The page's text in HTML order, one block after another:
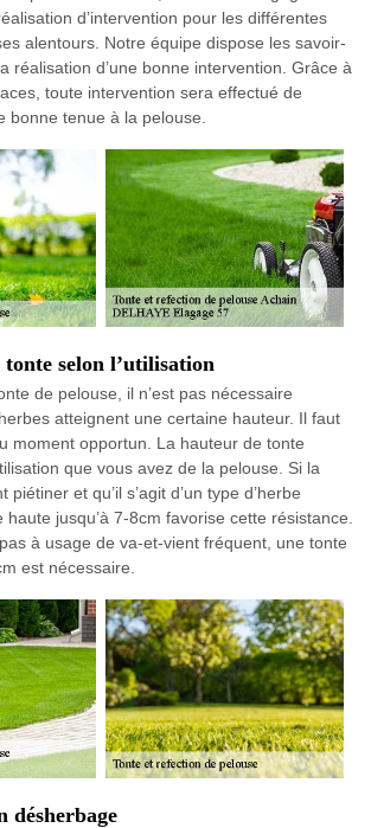
d’intervention pour les différentes
alentours. Notre équipe dispose les savoir-
réalisation d’une bonne intervention. Grâce à
toute intervention sera effectué de
bonne tenue à la pelouse.
selon l’utilisation
de pelouse, il n’est pas nécessaire
atteignent une certaine hauteur. Il faut
moment opportun. La hauteur de tonte
que vous avez de la pelouse. Si la
et qu’il s’agit d’un type d’herbe
haute jusqu’à 7-8cm favorise cette résistance.
à usage de va-et-vient fréquent, une tonte
est nécessaire.
désherbage